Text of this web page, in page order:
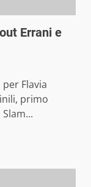
Errani e
Flavia
primo